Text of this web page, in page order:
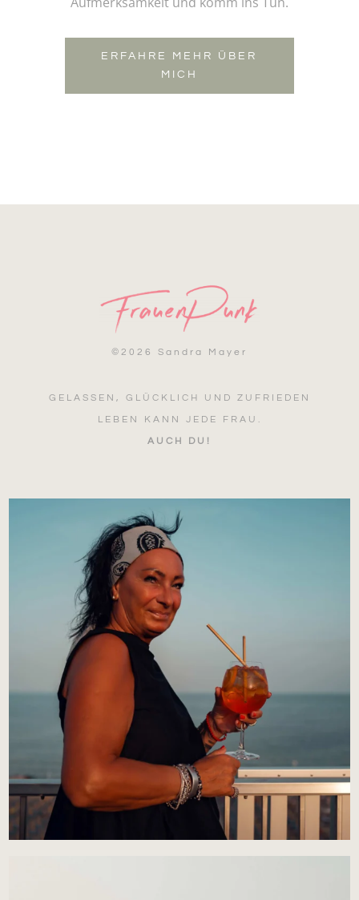
ERFAHRE MEHR ÜBER
MICH
© 2026 Sandra Mayer
GELASSEN, GLÜCKLICH UND ZUFRIEDEN
LEBEN KANN JEDE FRAU.
AUCH DU!